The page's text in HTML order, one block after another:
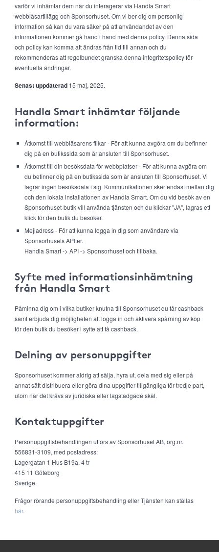
varför vi inhämtar dem när du interagerar via Handla Smart
webbläsartillägg och Sponsorhuset. Om vi ber dig om personlig
information så kan du vara säker på att användandet av den
informationen kommer gå hand i hand med denna policy. Denna sida
och policy kan komma att ändras från tid till annan och du
rekommenderas att regelbundet granska denna integritetspolicy för
eventuella ändringar.
Senast uppdaterad 15 maj, 2025.
Handla Smart inhämtar följande
information:
Åtkomst till webbläsarens flikar - För att kunna avgöra om du befinner
dig på en butikssida som är ansluten till Sponsorhuset.
Åtkomst till din besöksdata för webbplatser - För att kunna avgöra om
du befinner dig på en butikssida som är ansluten till Sponsorhuset. Vi
lagrar ingen besöksdata i sig. Kommunikationen sker endast mellan dig
och den lokala installationen av Handla Smart. Om du vid besök av en
Sponsorhuset-butik vill använda tjänsten och du klickar "JA", lagras ett
klick för den butik du besöker.
Mejladress - För att kunna logga in dig som användare via
Sponsorhusets API:er.
Handla Smart -> API -> Sponsorhuset och tillbaka.
Syfte med informationsinhämtning
från Handla Smart
Påminna dig om i vilka butiker knutna till Sponsorhuset du får cashback
samt erbjuda dig möjligheten att logga in och aktivera spårning av köp
för den butik du besöker i syfte att få cashback.
Delning av personuppgifter
Sponsorhuset kommer aldrig att sälja, hyra ut, dela med sig eller på
annat sätt distribuera eller göra dina uppgifter tillgängliga för tredje part,
utom när det krävs av juridiska eller lagstadgade skäl.
Kontaktuppgifter
Personuppgiftsbehandlingen utförs av Sponsorhuset AB, org.nr.
556831-3109, med postadress:
Lagergatan 1 Hus B19a, 4 tr
415 11 Göteborg
Sverige.
Frågor rörande personuppgiftsbehandling eller Tjänsten kan ställas
här.